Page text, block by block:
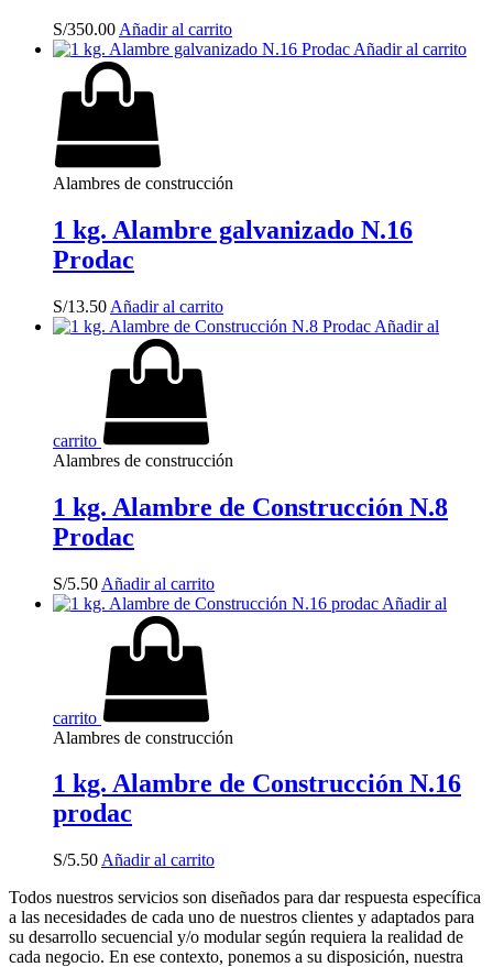
S/350.00 Añadir al carrito
Añadir al carrito
Alambres de construcción
1 kg. Alambre galvanizado N.16
Prodac
S/13.50 Añadir al carrito
Añadir al
carrito
Alambres de construcción
1 kg. Alambre de Construcción N.8
Prodac
S/5.50 Añadir al carrito
Añadir al
carrito
Alambres de construcción
1 kg. Alambre de Construcción N.16
prodac
S/5.50 Añadir al carrito
Todos nuestros servicios son diseñados para dar respuesta específica
a las necesidades de cada uno de nuestros clientes y adaptados para
su desarrollo secuencial y/o modular según requiera la realidad de
cada negocio. En ese contexto, ponemos a su disposición, nuestra